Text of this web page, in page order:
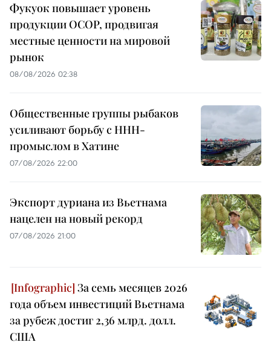
Фукуок повышает уровень
продукции OCOP, продвигая
местные ценности на мировой
рынок
08/08/2026 02:38
Общественные группы рыбаков
усиливают борьбу с ННН-
промыслом в Хатине
07/08/2026 22:00
Экспорт дуриана из Вьетнама
нацелен на новый рекорд
07/08/2026 21:00
За семь месяцев 2026
года объем инвестиций Вьетнама
за рубеж достиг 2,36 млрд. долл.
США